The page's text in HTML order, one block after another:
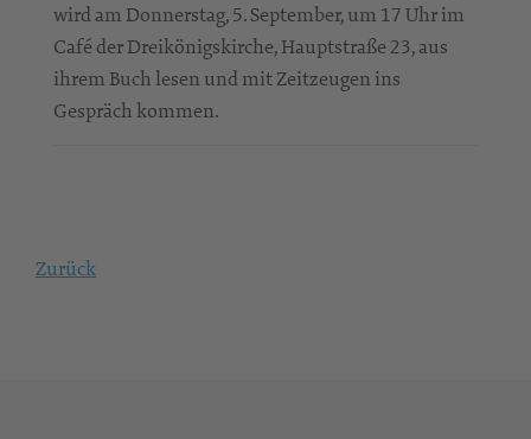
wird am Donnerstag, 5. September, um 17 Uhr im
Café der Dreikönigskirche, Hauptstraße 23, aus
ihrem Buch lesen und mit Zeitzeugen ins
Gespräch kommen.
Zurück